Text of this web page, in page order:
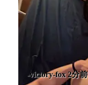
-victory-fox 2分前